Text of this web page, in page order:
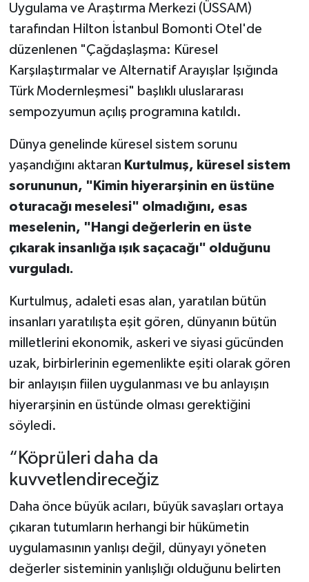
Uygulama ve Araştırma Merkezi (ÜSSAM)
tarafından Hilton İstanbul Bomonti Otel'de
düzenlenen "Çağdaşlaşma: Küresel
Karşılaştırmalar ve Alternatif Arayışlar Işığında
Türk Modernleşmesi" başlıklı uluslararası
sempozyumun açılış programına katıldı.
Dünya genelinde küresel sistem sorunu
yaşandığını aktaran Kurtulmuş, küresel sistem
sorununun, "Kimin hiyerarşinin en üstüne
oturacağı meselesi" olmadığını, esas
meselenin, "Hangi değerlerin en üste
çıkarak insanlığa ışık saçacağı" olduğunu
vurguladı.
Kurtulmuş, adaleti esas alan, yaratılan bütün
insanları yaratılışta eşit gören, dünyanın bütün
milletlerini ekonomik, askeri ve siyasi gücünden
uzak, birbirlerinin egemenlikte eşiti olarak gören
bir anlayışın fiilen uygulanması ve bu anlayışın
hiyerarşinin en üstünde olması gerektiğini
söyledi.
“Köprüleri daha da
kuvvetlendireceğiz
Daha önce büyük acıları, büyük savaşları ortaya
çıkaran tutumların herhangi bir hükümetin
uygulamasının yanlışı değil, dünyayı yöneten
değerler sisteminin yanlışlığı olduğunu belirten